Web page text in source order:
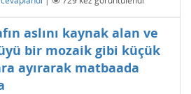
aslını kaynak alan ve
bir mozaik gibi küçük
ayırarak matbaada